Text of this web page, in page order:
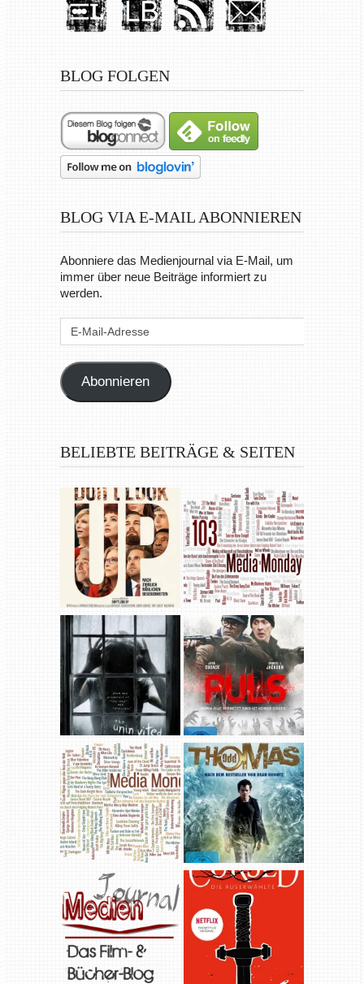
BLOG FOLGEN
BLOG VIA E-MAIL ABONNIEREN
Abonniere das Medienjournal via E-Mail, um
immer über neue Beiträge informiert zu
werden.
Abonnieren
BELIEBTE BEITRÄGE & SEITEN